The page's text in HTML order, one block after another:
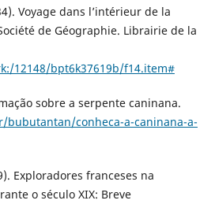
Voyage dans l’intérieur de la
de Géographie. Librairie de la
12148/bpt6k37619b/f14.item#
sobre a serpente caninana.
conheca-a-caninana-a-
Exploradores franceses na
o século XIX: Breve